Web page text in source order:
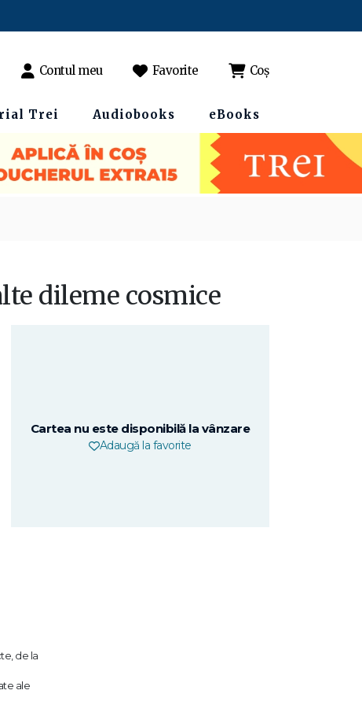
Contul meu Favorite Coș
Trei Audiobooks eBooks
dileme cosmice
Cartea nu este disponibilă la vânzare
Adaugă la favorite
de la
ale